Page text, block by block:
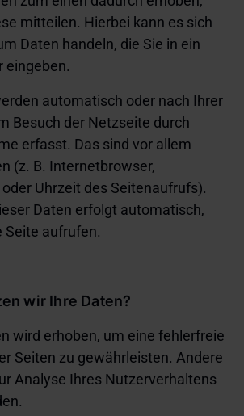
mitteilen. Hierbei kann es sich
Daten handeln, die Sie in ein
eingeben.
automatisch oder nach Ihrer
Besuch der Netzseite durch
erfasst. Das sind vor allem
(z. B. Internetbrowser,
Uhrzeit des Seitenaufrufs).
Daten erfolgt automatisch,
Seite aufrufen.
wir Ihre Daten?
wird erhoben, um eine fehlerfreie
Seiten zu gewährleisten. Andere
Analyse Ihres Nutzerverhaltens